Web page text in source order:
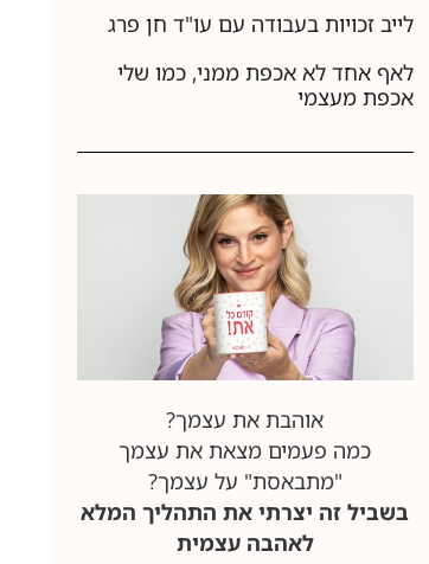
לייב זכויות בעבודה עם עו"ד חן פרג
לאף אחד לא אכפת ממני, כמו שלי
אכפת מעצמי
אוהבת את עצמך?
כמה פעמים מצאת את עצמך
"מתבאסת" על עצמך?
בשביל זה יצרתי את התהליך המלא
לאהבה עצמית